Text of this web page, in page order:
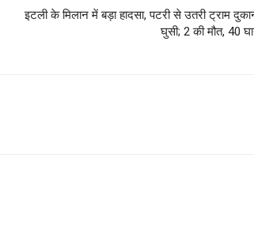
इटली के मिलान में बड़ा हादसा, पटरी से उतरी ट्राम
घुसी; 2 की मौत, 40